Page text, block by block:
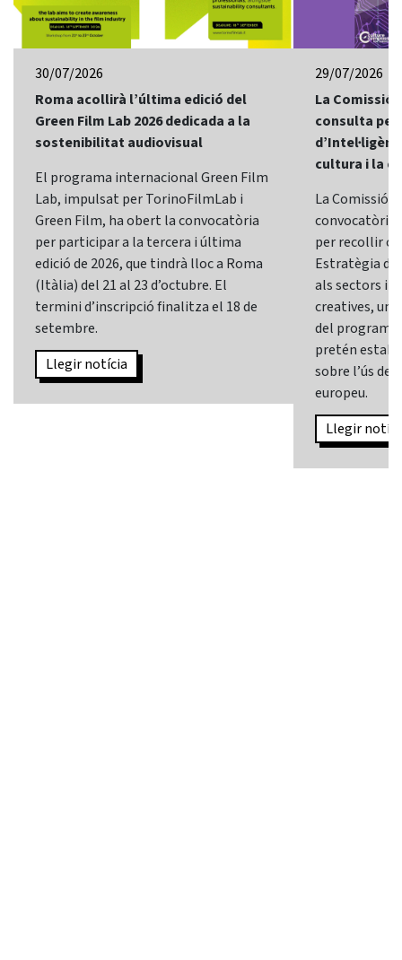
30/07/2026
Roma acollirà l’última edició del
Green Film Lab 2026 dedicada a la
sostenibilitat audiovisual
El programa internacional Green Film
Lab, impulsat per TorinoFilmLab i
Green Film, ha obert la convocatòria
per participar a la tercera i última
edició de 2026, que tindrà lloc a Roma
(Itàlia) del 21 al 23 d’octubre. El
termini d’inscripció finalitza el 18 de
setembre.
Llegir notícia
29/07/2026
La Comissió
consulta
cultura i la
La Comissió
convocatòria
per recollir
Estratègia
als sectors i
creatives,
del programa
pretén
sobre l’ús de
europeu.
Llegir